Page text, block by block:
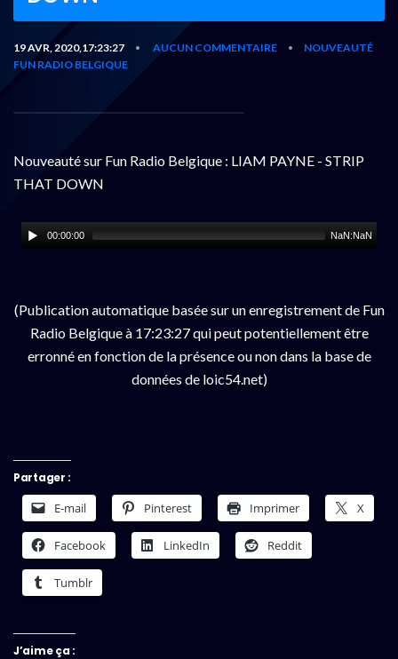
19 AVR, 2020,17:23:27 • AUCUN COMMENTAIRE •
NOUVEAUTÉ
FUN RADIO BELGIQUE
Nouveauté sur Fun Radio Belgique : LIAM PAYNE - STRIP
THAT DOWN
00:00:00 NaN:NaN
(Publication automatique basée sur un enregistrement de Fun
Radio Belgique à 17:23:27 qui peut potentiellement être
erronné en fonction de la présence ou non dans la base de
données de loic54.net)
Partager :
E-mail Pinterest Imprimer X
Facebook LinkedIn Reddit
Tumblr
J’aime ça :